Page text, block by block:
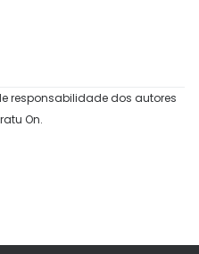
responsabilidade dos autores
On.